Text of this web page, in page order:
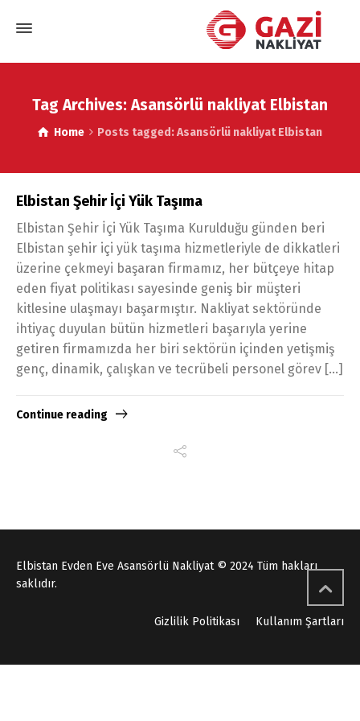
Tag Archives: Asansörlü nakliyat Elbistan
Home Posts tagged: Asansörlü nakliyat Elbistan
Elbistan Şehir İçi Yük Taşıma
Elbistan Şehir İçi Yük Taşıma Kurulduğu günden beri
Elbistan şehir içi yük taşıma hizmetleriyle de dikkatleri
üzerine çekmeyi başaran firmamız, her bütçeye hitap
eden fiyat politikası sayesinde geniş bir müşteri
kitlesine ulaşmayı başarmıştır. Nakliyat sektöründe
ihtiyaç duyulan bütün hizmetleri başarıyla yerine
getiren firmamızda her biri sektörün içinden yetişmiş
genç, dinamik, çalışkan ve tecrübeli personel görev […]
Continue reading
Elbistan Evden Eve Asansörlü Nakliyat © 2024 Tüm hakları
saklıdır.
Gizlilik Politikası Kullanım Şartları